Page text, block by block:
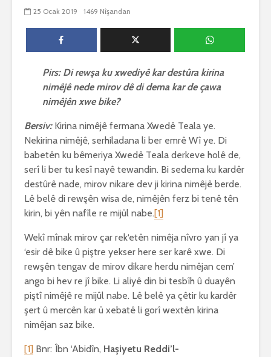
25 Ocak 2019 1469 Nîşandan
Pirs: Di rewşa ku xwediyê kar destûra kirina
nimêjê nede mirov dê di dema kar de çawa
nimêjên xwe bike?
Bersiv:Kirina nimêjê fermana Xwedê Teala ye.
Nekirina nimêjê, serhiladana li ber emrê Wî ye. Di
babetên ku bêmeriya Xwedê Teala derkeve holê de,
serî li ber tu kesî nayê tewandin. Bi sedema ku kardêr
destûrê nade, mirov nikare dev ji kirina nimêjê berde.
Lê belê di rewşên wisa de, nimêjên ferz bi tenê tên
kirin, bi yên nafîle re mijûl nabe.[1]
Wekî mînak mirov çar rek‘etên nimêja nîvro yan jî ya
‘esir dê bike û piştre yekser here ser karê xwe. Di
rewşên tengav de mirov dikare herdu nimêjan cem’
ango bi hev re jî bike. Li aliyê din bi tesbîh û duayên
piştî nimêjê re mijûl nabe. Lê belê ya çêtir ku kardêr
şert û mercên kar û xebatê li gorî wextên kirina
nimêjan saz bike.
[1] Bnr: Îbn ‘Abidîn, Haşiyetu Reddi’l-
2553 Nîşandan
Him kişandina
cigareyê him jî
tendirustiya
mirovan bi zirar in.
Gelo hukmê li ser
her duyan wek hev
27 Ekim 2021
3075 Nîşandan